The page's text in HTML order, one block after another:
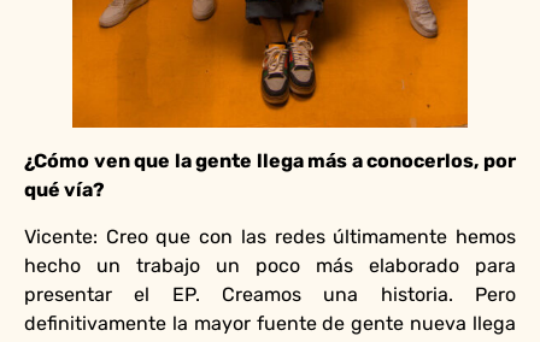
¿Cómo ven que la gente llega más a conocerlos, por
qué vía?
Vicente: Creo que con las redes últimamente hemos
hecho un trabajo un poco más elaborado para
presentar el EP. Creamos una historia. Pero
definitivamente la mayor fuente de gente nueva llega